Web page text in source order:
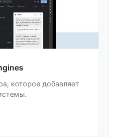
которое добавляет